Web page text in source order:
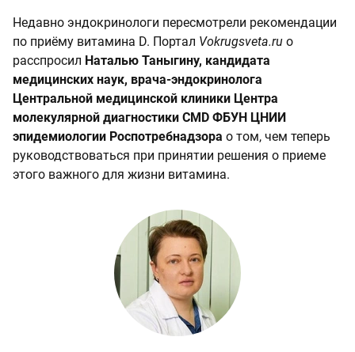
Недавно эндокринологи пересмотрели рекомендации
по приёму витамина D. Портал Vokrugsveta.ru о
расспросил Наталью Таныгину, кандидата
медицинских наук, врача-эндокринолога
Центральной медицинской клиники Центра
молекулярной диагностики CMD ФБУН ЦНИИ
эпидемиологии Роспотребнадзора о том, чем теперь
руководствоваться при принятии решения о приеме
этого важного для жизни витамина.